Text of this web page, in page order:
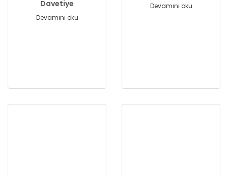
Davetiye
Devamını oku
Devamını oku